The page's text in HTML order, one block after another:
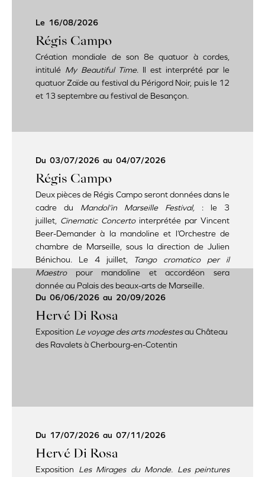
Le 16/08/2026
Régis Campo
Création mondiale de son 8e quatuor à cordes,
intitulé My Beautiful Time. Il est interprété par le
quatuor Zaïde au festival du Périgord Noir, puis le 12
et 13 septembre au festival de Besançon.
Du 03/07/2026 au 04/07/2026
Régis Campo
Deux pièces de Régis Campo seront données dans le
cadre du Mandol’in Marseille Festival, : le 3
juillet, Cinematic Concerto interprétée par Vincent
Beer-Demander à la mandoline et l’Orchestre de
chambre de Marseille, sous la direction de Julien
Bénichou. Le 4 juillet, Tango cromatico per il
Maestro pour mandoline et accordéon
sera
donnée au Palais des beaux-arts de Marseille.
Du 06/06/2026 au 20/09/2026
Hervé Di Rosa
Exposition Le voyage des arts modestesau Château
des Ravalets à Cherbourg-en-Cotentin
Du 17/07/2026 au 07/11/2026
Hervé Di Rosa
Exposition Les Mirages du Monde. Les peintures